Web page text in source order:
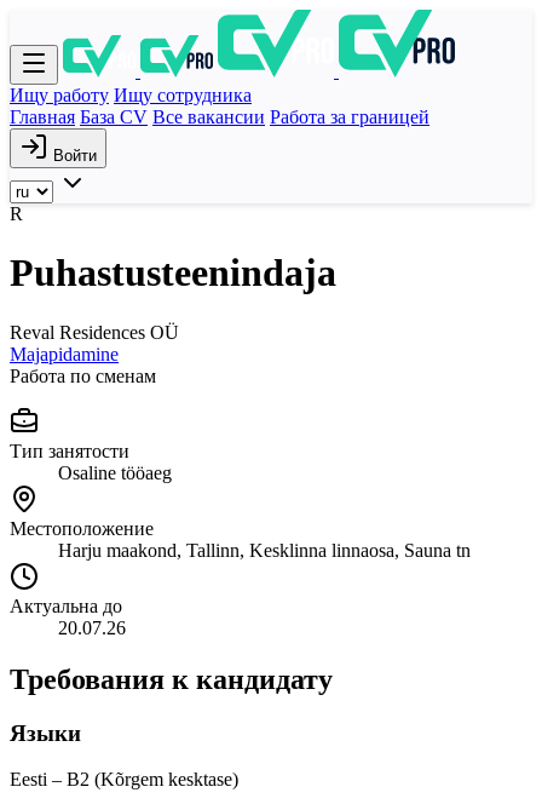
Ищу работу Ищу сотрудника
Главная База CV Все вакансии Работа за границей
Войти
R
Puhastusteenindaja
Reval Residences OÜ
Majapidamine
Работа по сменам
Тип занятости
Osaline tööaeg
Местоположение
Harju maakond, Tallinn, Kesklinna linnaosa, Sauna tn
Актуальна до
20.07.26
Требования к кандидату
Языки
Eesti – B2 (Kõrgem kesktase)